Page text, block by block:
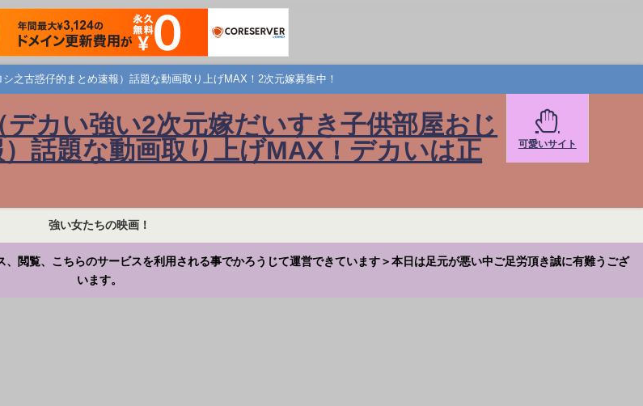
之古惑仔的まとめ速報）話題な動画取り上げMAX！2次元嫁募集中！
カい強い2次元嫁だいすき子供部屋おじ
話題な動画取り上げMAX！デカいは正
可愛いサイト
強い女たちの映画！
閲覧、こちらのサービスを利用される事でかろうじて運営できています＞本日は足元が悪い中ご足労頂き誠に有難うござ
います。